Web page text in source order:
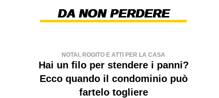
DA NON PERDERE
NOTAI, ROGITO E ATTI PER LA CASA
Hai un filo per stendere i panni?
Ecco quando il condominio può
fartelo togliere